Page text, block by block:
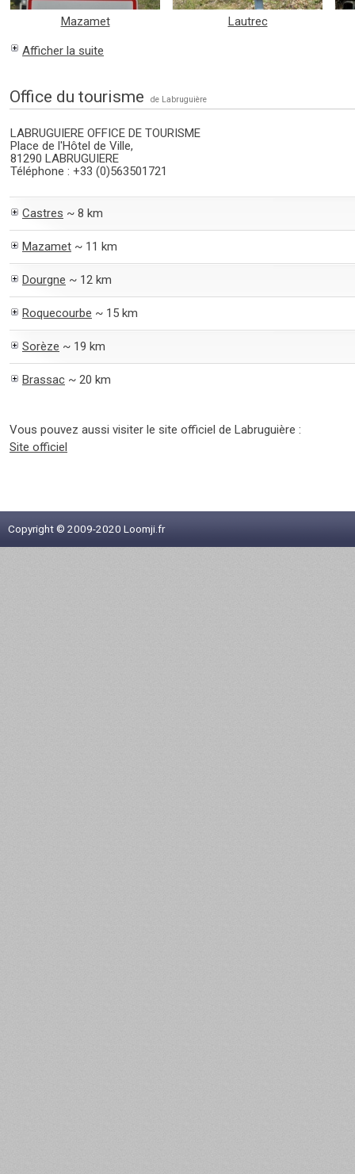
Mazamet Lautrec
Afficher la suite
Office du tourisme de Labruguière
LABRUGUIERE OFFICE DE TOURISME
Place de l'Hôtel de Ville,
81290 LABRUGUIERE
Téléphone : +33 (0)563501721
Castres ~ 8 km
Mazamet ~ 11 km
Dourgne ~ 12 km
Roquecourbe ~ 15 km
Sorèze ~ 19 km
Brassac ~ 20 km
Vous pouvez aussi visiter le site officiel de Labruguière :
Site officiel
Copyright © 2009-2020 Loomji.fr